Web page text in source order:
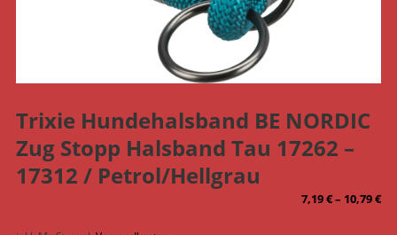
Trixie Hundehalsband BE NORDIC
Zug Stopp Halsband Tau 17262 –
17312 / Petrol/Hellgrau
7,19€– 10,79€